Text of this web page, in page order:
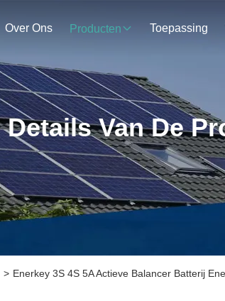
Over Ons Producten Toepassing
Details Van De
> Enerkey 3S 4S 5A Actieve Balancer Batterij